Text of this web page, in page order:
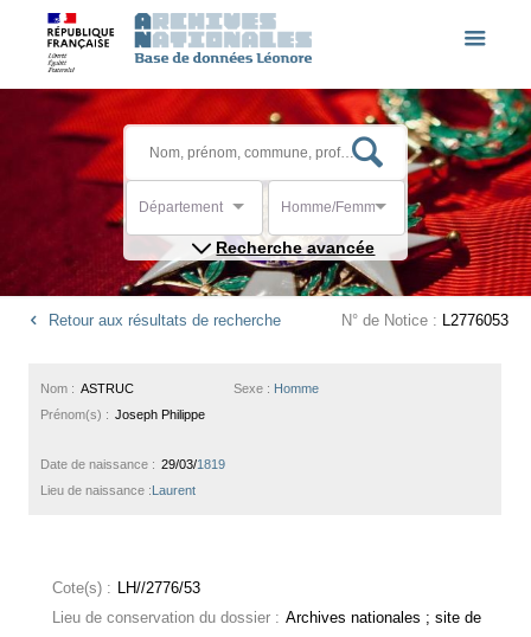
Département Homme/Femme
Recherche avancée
Retour aux résultats de recherche N° de Notice : L2776053
Sexe : Homme
Nom : ASTRUC
Prénom(s) : Joseph Philippe
Date de naissance : 29/03/1819
Lieu de naissance :Laurent
Cote(s) : LH//2776/53
Lieu de conservation du dossier : Archives nationales ; site de